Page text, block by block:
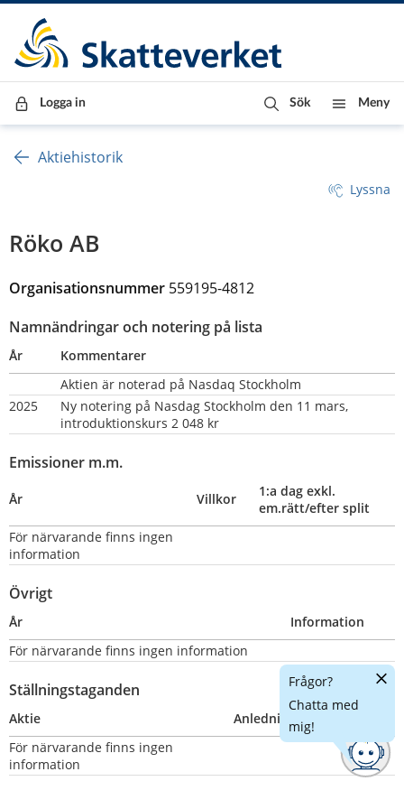
Till innehåll
Till navigationen
Till chattrobot
Logga in Sök Meny
Aktiehistorik
Lyssna
Röko AB
Organisationsnummer 559195-4812
Namnändringar och notering på lista
År
Kommentarer
Aktien är noterad på Nasdaq Stockholm
2025
Ny notering på Nasdag Stockholm den 11 mars,
introduktionskurs 2 048 kr
Emissioner m.m.
År Villkor
1:a dag exkl.
em.rätt/efter split
För närvarande finns ingen
information
Övrigt
År
Information
För närvarande finns ingen information
Ställningstaganden
Aktie Anledning
För närvarande finns ingen
information
Frågor?
Chatta med
mig!
Dölj